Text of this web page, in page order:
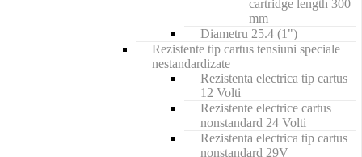
cartridge length 300
mm
Diametru 25.4 (1")
Rezistente tip cartus tensiuni speciale
nestandardizate
Rezistenta electrica tip cartus
12 Volti
Rezistente electrice cartus
nonstandard 24 Volti
Rezistenta electrica tip cartus
nonstandard 29V